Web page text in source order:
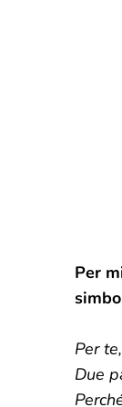
Per
Per
Due